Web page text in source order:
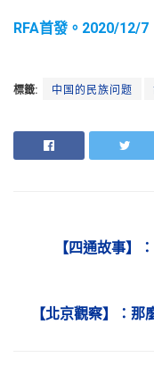
RFA首發。2020/12/7
標籤: 中国的民族问题
【四通故事】
【北京觀察】：